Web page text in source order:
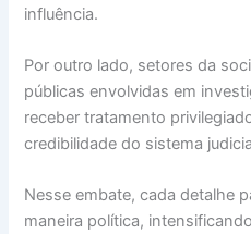
influência.
Por outro lado, setores da
públicas envolvidas em
receber tratamento
credibilidade do sistema
Nesse embate, cada detalhe
maneira política,